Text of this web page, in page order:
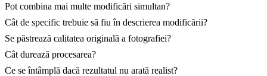
Pot combina mai multe modificări simultan?
Cât de specific trebuie să fiu în descrierea modificării?
Se păstrează calitatea originală a fotografiei?
Cât durează procesarea?
Ce se întâmplă dacă rezultatul nu arată realist?